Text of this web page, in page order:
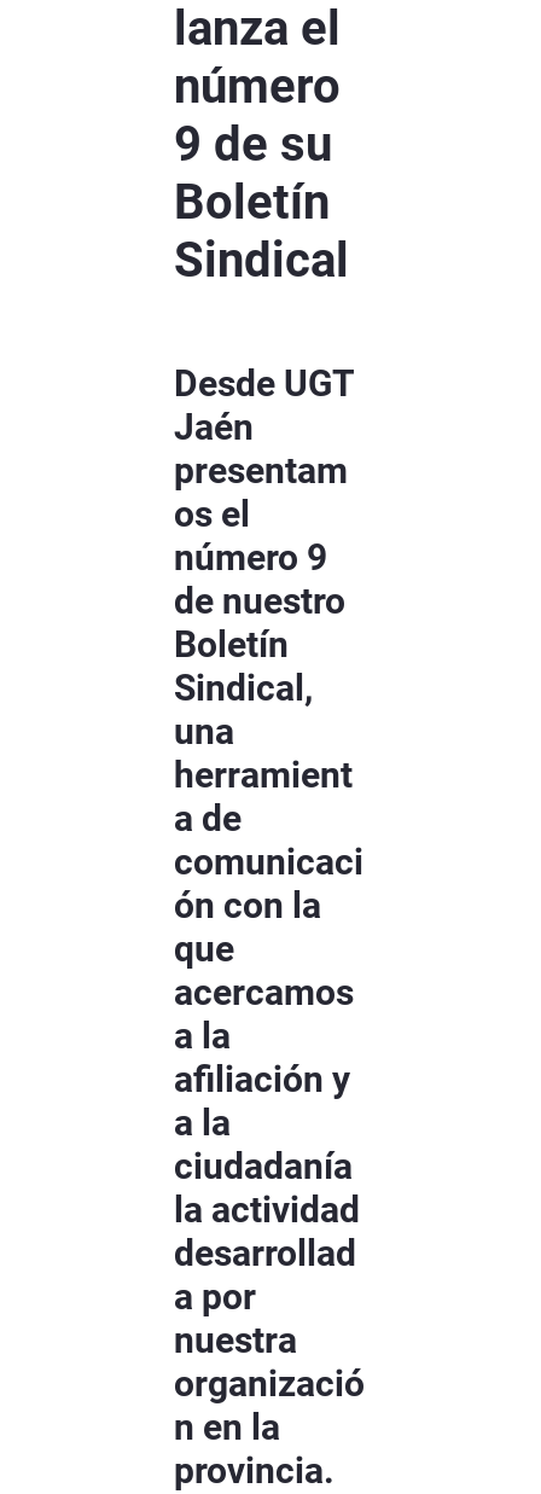
lanza el
número
9 de su
Boletín
Sindical
Desde UGT
Jaén
presentam
os el
número 9
de nuestro
Boletín
Sindical,
una
herramient
a de
comunicaci
ón con la
que
acercamos
a la
afiliación y
a la
ciudadanía
la actividad
desarrollad
a por
nuestra
organizació
n en la
provincia.